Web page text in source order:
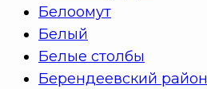
Белоомут
Белый
Белые столбы
Берендеевский район